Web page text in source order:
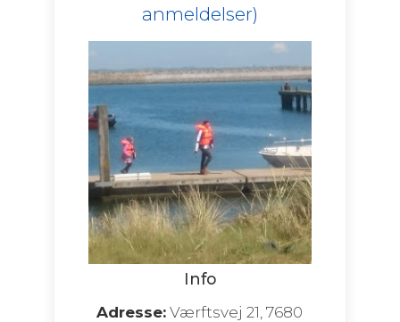
anmeldelser)
Info
Adresse: Værftsvej 21, 7680